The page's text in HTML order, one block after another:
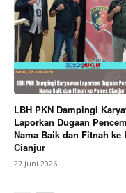
LBH PKN Dampingi
Laporkan Dugaan
Nama Baik dan Fitnah ke
Cianjur
27 Juni 2026